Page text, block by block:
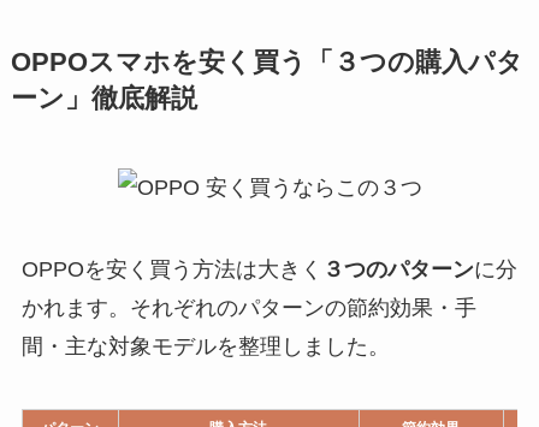
OPPOスマホを安く買う「３つの購入パタ
ーン」徹底解説
OPPOを安く買う方法は大きく ３つのパターンに分
かれます。それぞれのパターンの節約効果・手
間・主な対象モデルを整理しました。